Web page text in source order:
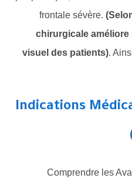
frontale sévère.
chirurgicale
visuel des patients).
Indications
Comprendre les